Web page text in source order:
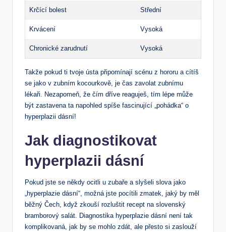
Krčící bolest Střední
Krvácení Vysoká
Chronické zarudnutí Vysoká
Takže pokud ti tvoje ústa připomínají scénu z hororu a cítíš
se jako v zubním kocourkově, je čas zavolat zubnímu
lékaři. Nezapomeň, že čím dříve reaguješ, tím lépe může
být zastavena ta napohled spíše fascinující „pohádka“ o
hyperplazii dásní!
Jak diagnostikovat
hyperplazii dásní
Pokud jste se někdy ocitli u zubaře a slyšeli slova jako
„hyperplazie dásní“, možná jste pocítili zmatek, jaký by měl
běžný Čech, když zkouší rozluštit recept na slovenský
bramborový salát. Diagnostika hyperplazie dásní není tak
komplikovaná, jak by se mohlo zdát, ale přesto si zaslouží